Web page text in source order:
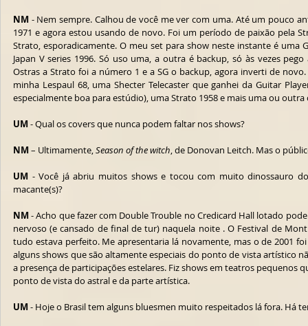
NM - Nem sempre. Calhou de você me ver com uma. Até um pouco
1971 e agora estou usando de novo. Foi um período de paixão pela
Strato, esporadicamente. O meu set para show neste instante é uma
Japan V series 1996. Só uso uma, a outra é backup, só às vezes
Ostras a Strato foi a número 1 e a SG o backup, agora inverti de
minha Lespaul 68, uma Shecter Telecaster que ganhei da Guitar
especialmente boa para estúdio), uma Strato 1958 e mais uma ou
UM - Qual os covers que nunca podem faltar nos shows?
NM – Ultimamente, Season of the witch, de Donovan Leitch. Mas o
UM - Você já abriu muitos shows e tocou com muito dinossauro
macante(s)?
NM - Acho que fazer com Double Trouble no Credicard Hall lotado
nervoso (e cansado de final de tur) naquela noite . O Festival de
tudo estava perfeito. Me apresentaria lá novamente, mas o de 2001
alguns shows que são altamente especiais do ponto de vista artístico
a presença de participações estelares. Fiz shows em teatros pequenos
ponto de vista do astral e da parte artística.
UM - Hoje o Brasil tem alguns bluesmen muito respeitados lá fora. Há